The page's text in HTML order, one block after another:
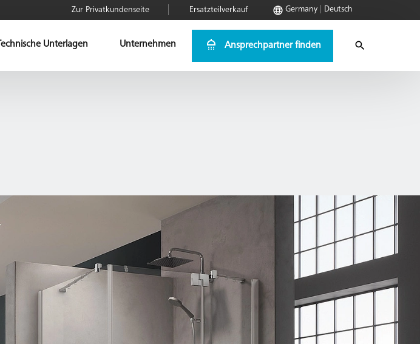
Zur Privatkundenseite Ersatzteilverkauf Germany Deutsch
Technische Unterlagen Unternehmen Ansprechpartner finden